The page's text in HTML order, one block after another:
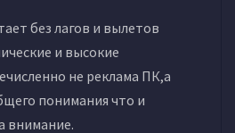
без лагов и вылетов
и высокие
не реклама ПК,а
понимания что и
внимание.